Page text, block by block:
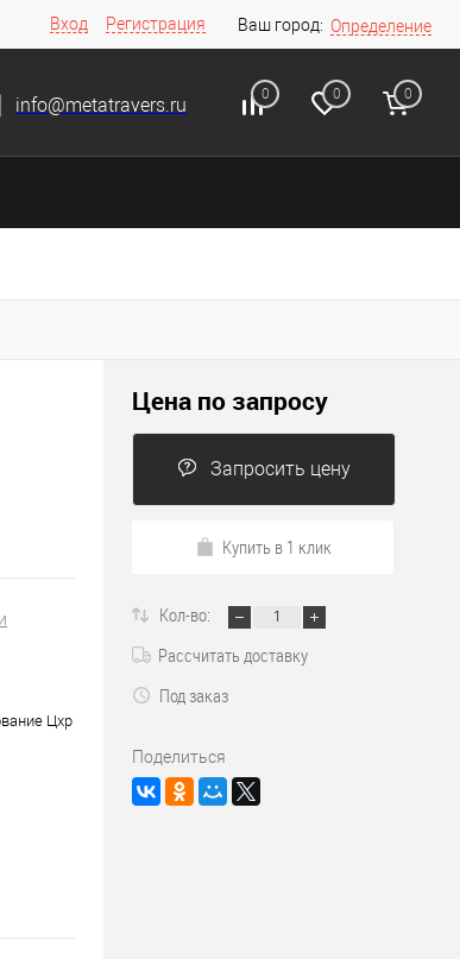
Вход Регистрация Ваш город: Определение
info@metatravers.ru 0 0 0
Цхр
Цена по запросу
Запросить цену
Купить в 1 клик
Кол-во:
Рассчитать доставку
Под заказ
Поделиться